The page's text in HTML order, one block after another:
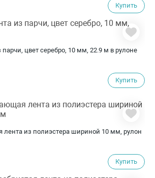
Купить
цвет серебро, 10 мм, 22.9 м в рулоне
Купить
из полиэстера шириной 10 мм, рулон
Купить